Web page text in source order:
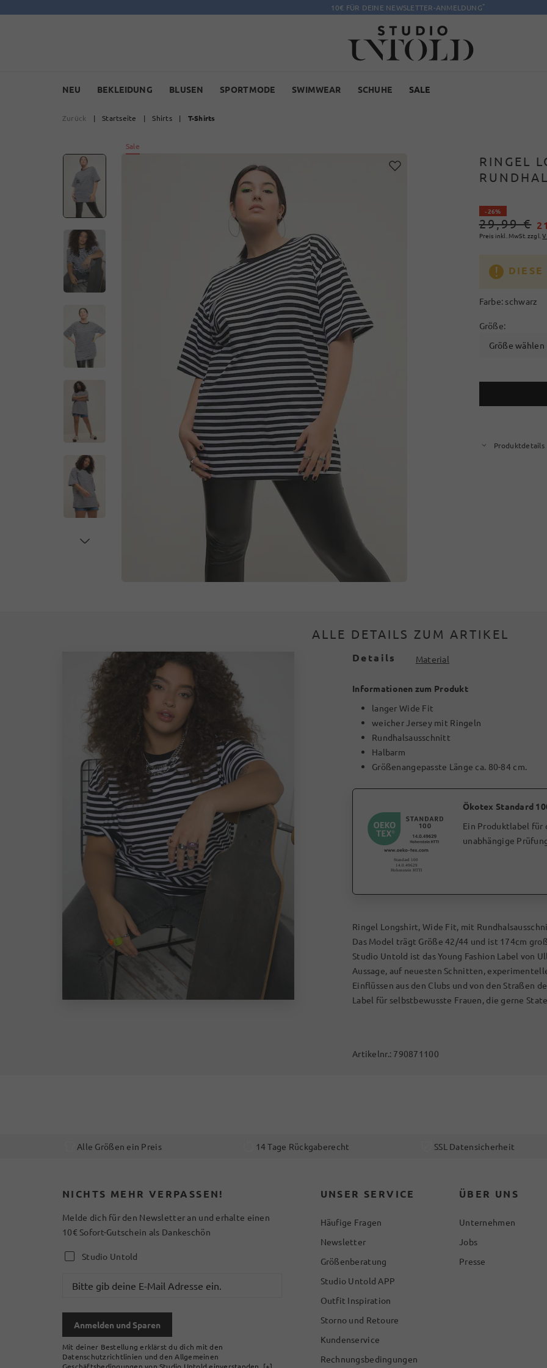
10€ FÜR DEINE NEWSLETTER-ANMELDUNG*
NEU BEKLEIDUNG BLUSEN SPORTMODE SWIMWEAR SCHUHE SALE
Zurück | Startseite | Shirts | T-Shirts
Sale
RINGEL
- 26%
29,99 €
Preis inkl. MwSt. zzgl.
Farbe: schwarz
Größe:
Größe wählen
Produktdetails
ALLE DETAILS ZUM ARTIKEL
Details Material
Informationen zum Produkt
langer Wide Fit
weicher Jersey mit Ringeln
Rundhalsausschnitt
Halbarm
Größenangepasste Länge ca. 80-84 cm.
Ökotex Standard
Ein Produktlabel für
unabhängige
Ringel Longshirt, Wide Fit, mit
Das Model trägt Größe 42/44 und ist 174cm
Studio Untold ist das Young Fashion Label von
Aussage, auf neuesten Schnitten,
Einflüssen aus den Clubs und von den Straßen
Label für selbstbewusste Frauen, die gerne
Artikelnr.: 790871100
Alle Größen ein Preis 14 Tage Rückgaberecht SSL Datensicherheit
NICHTS MEHR VERPASSEN!
Melde dich für den Newsletter an und erhalte einen
10€ Sofort-Gutschein als Dankeschön
Studio Untold
Anmelden und Sparen
Mit deiner Bestellung erklärst du dich mit den
Datenschutzrichtlinien und den Allgemeinen
UNSER SERVICE
Häufige Fragen
Newsletter
Größenberatung
Studio Untold APP
Outfit Inspiration
Storno und Retoure
Kundenservice
Rechnungsbedingungen
ÜBER UNS
Unternehmen
Jobs
Presse